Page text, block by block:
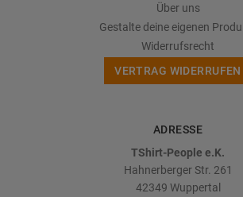
Über uns
Gestalte deine eigenen
Widerrufsrecht
VERTRAG WIDERRUFEN
ADRESSE
TShirt-People e.K.
Hahnerberger Str. 261
42349 Wuppertal